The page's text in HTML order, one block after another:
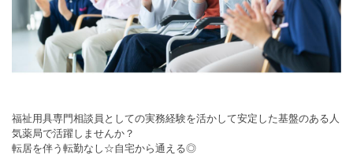
福祉用具専門相談員としての実務経験を活かして安定した基盤のある人
気薬局で活躍しませんか？
転居を伴う転勤なし☆自宅から通える◎